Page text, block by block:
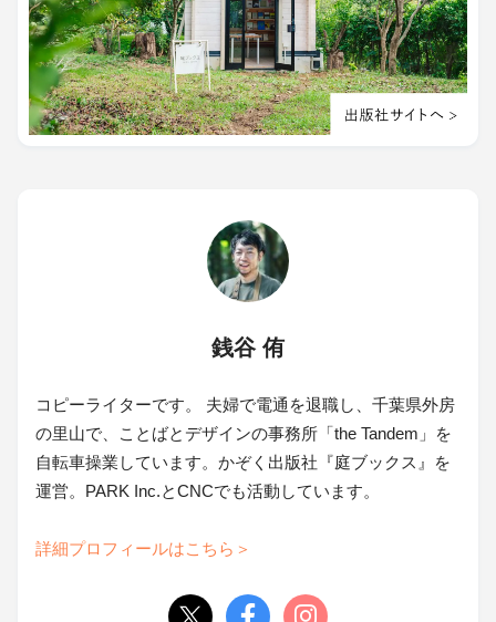
銭谷 侑
コピーライターです。 夫婦で電通を退職し、千葉県外房
の里山で、ことばとデザインの事務所「the Tandem」を
自転車操業しています。かぞく出版社『庭ブックス』を
運営。PARK Inc.とCNCでも活動しています。
詳細プロフィールはこちら＞